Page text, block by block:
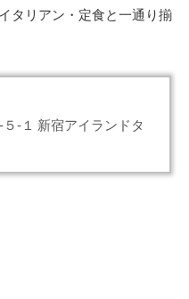
タリアン・定食と一通り揃
‐１ 新宿アイランドタ